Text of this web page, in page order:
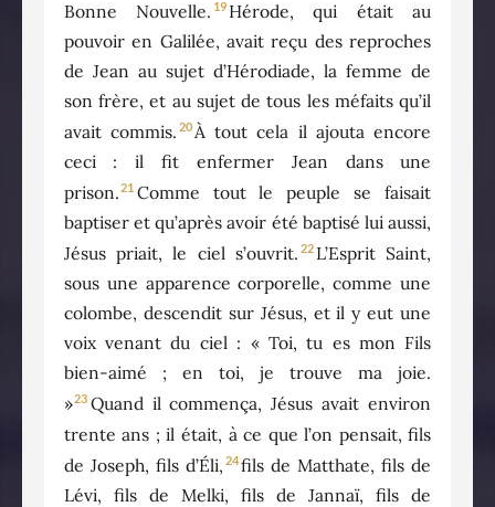
Bonne Nouvelle. 19 Hérode, qui était au
pouvoir en Galilée, avait reçu des reproches
de Jean au sujet d’Hérodiade, la femme de
son frère, et au sujet de tous les méfaits qu’il
avait commis. 20À tout cela il ajouta encore
ceci : il fit enfermer Jean dans une
prison.21 Comme tout le peuple se faisait
baptiser et qu’après avoir été baptisé lui aussi,
Jésus priait, le ciel s’ouvrit. 22 L’Esprit Saint,
sous une apparence corporelle, comme une
colombe, descendit sur Jésus, et il y eut une
voix venant du ciel : « Toi, tu es mon Fils
bien-aimé ; en toi, je trouve ma joie.
»23 Quand il commença, Jésus avait environ
trente ans ; il était, à ce que l’on pensait, fils
de Joseph, fils d’Éli, 24fils de Matthate, fils de
Lévi, fils de Melki, fils de Jannaï, fils de